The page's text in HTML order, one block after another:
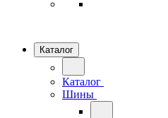
Каталог
Каталог
Шины